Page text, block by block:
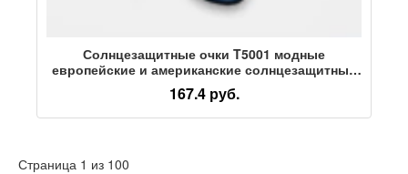
Солнцезащитные очки T5001 модные
европейские и американские солнцезащитные
очки для трансграничной уличной съемки с
защитой от ультрафиолета солнцезащитные
очки высокого класса
167.4 руб.
Страница 1 из 100